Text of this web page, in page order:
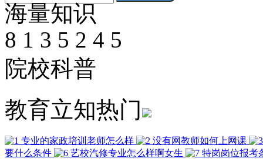
海量知识
8 1 3 5 2 4 5
院校科普
教育立知热门
专业的家政培训老师怎么样
没有网教师如何上网课
要什么条件
艺校汽修专业怎么样啊女生 特岗岗位报考